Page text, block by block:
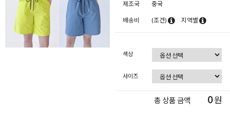
제조국 중국
배송비 (조건) 지역별
색상
사이즈
총 상품 금액 0원